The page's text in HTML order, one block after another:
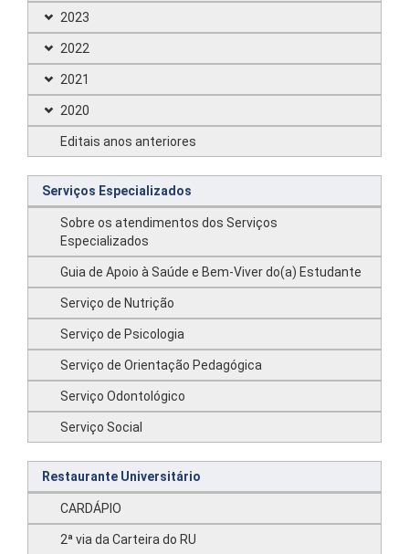
2023
2022
2021
2020
Editais anos anteriores
Serviços Especializados
Sobre os atendimentos dos Serviços
Especializados
Guia de Apoio à Saúde e Bem-Viver do(a) Estudante
Serviço de Nutrição
Serviço de Psicologia
Serviço de Orientação Pedagógica
Serviço Odontológico
Serviço Social
Restaurante Universitário
CARDÁPIO
2ª via da Carteira do RU